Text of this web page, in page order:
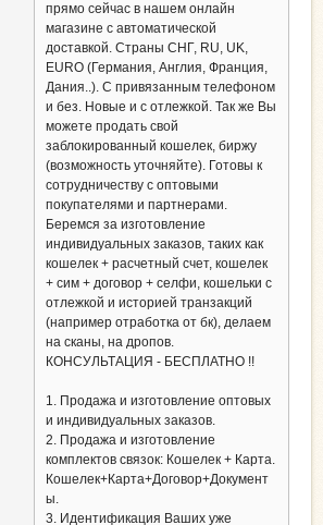
прямо сейчас в нашем онлайн
магазине с автоматической
доставкой. Страны СНГ, RU, UK,
EURO (Германия, Англия, Франция,
Дания..). С привязанным телефоном
и без. Новые и с отлежкой. Так же Вы
можете продать свой
заблокированный кошелек, биржу
(возможность уточняйте). Готовы к
сотрудничеству с оптовыми
покупателями и партнерами.
Беремся за изготовление
индивидуальных заказов, таких как
кошелек + расчетный счет, кошелек
+ сим + договор + селфи, кошельки с
отлежкой и историей транзакций
(например отработка от бк), делаем
на сканы, на дропов.
КОНСУЛЬТАЦИЯ - БЕСПЛАТНО !!
1. Продажа и изготовление оптовых
и индивидуальных заказов.
2. Продажа и изготовление
комплектов связок: Кошелек + Карта.
Кошелек+Карта+Договор+Документ
ы.
3. Идентификация Ваших уже